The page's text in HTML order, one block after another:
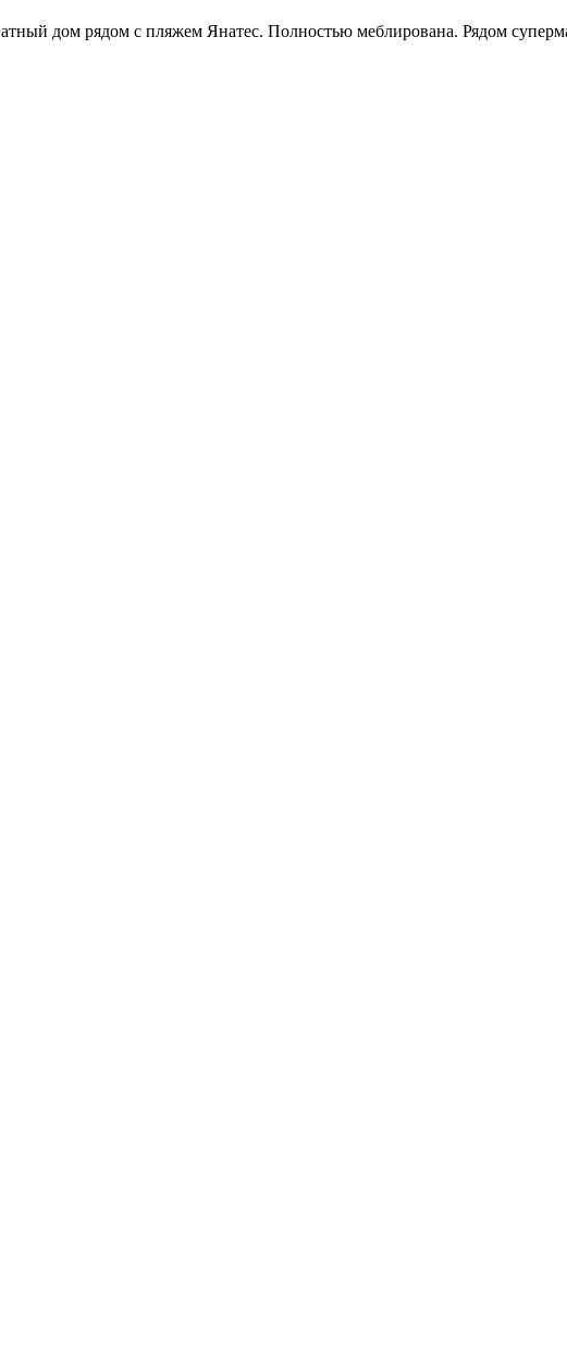
дом рядом с пляжем Янатес. Полностью меблирована. Рядом